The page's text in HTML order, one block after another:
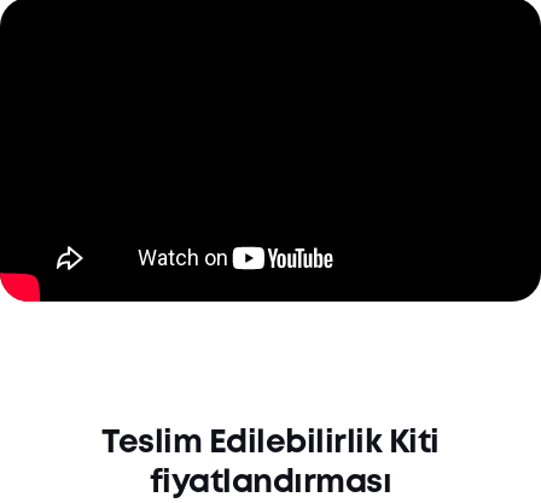
Teslim Edilebilirlik Kiti
fiyatlandırması